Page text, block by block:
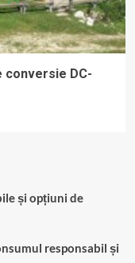
conversie DC-
și opțiuni de
responsabil și